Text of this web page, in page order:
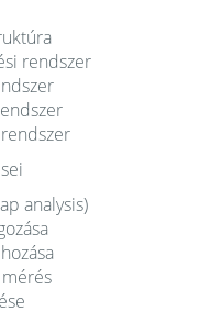
rendszer
analysis)
mérés